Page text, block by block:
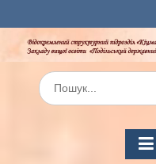
до
вмісту
Шукати: